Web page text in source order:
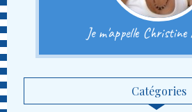
Je m'appelle
Catégories